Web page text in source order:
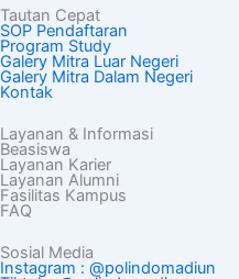
Tautan Cepat
SOP Pendaftaran
Program Study
Galery Mitra Luar Negeri
Galery Mitra Dalam Negeri
Kontak
Layanan & Informasi
Beasiswa
Layanan Karier
Layanan Alumni
Fasilitas Kampus
FAQ
Sosial Media
Instagram : @polindomadiun